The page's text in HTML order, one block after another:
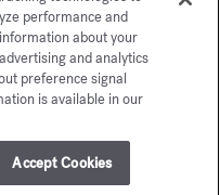
DU SITE
performance and
about your
and analytics
preference signal
is available in our
Accept Cookies